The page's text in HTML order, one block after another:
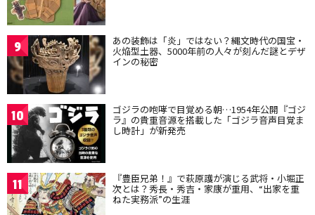
9 あの装飾は「炎」ではない？縄文時代の国宝・
火焔型土器、5000年前の人々が刻んだ謎とデザ
インの秘密
10 ゴジラの咆哮で目覚める朝…1954年公開『ゴジ
ラ』の貴重音源を搭載した「ゴジラ音声目覚ま
し時計」が新発売
11 『豊臣兄弟！』で萩原護が演じる武将・小堀正
次とは？秀長・秀吉・家康が重用、“出家を重
ねた実務派”の生涯